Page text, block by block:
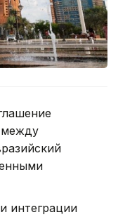
между
интеграции